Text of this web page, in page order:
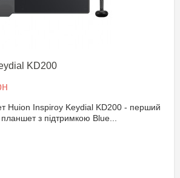
KD200
Huion Inspiroy Keydial KD200 - перший
планшет з підтримкою Blue...